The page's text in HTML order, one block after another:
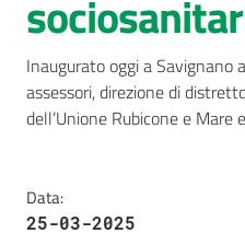
AUSL
Comunica
Carta
Inaugurato oggi a Savignano
assessori, direzione di
dell’Unione Rubicone e Mare
Data:
25-03-2025